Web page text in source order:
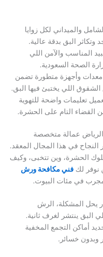
والميداني لكل زوايا
وتكاثر البق بدقة عالية.
المناسب والآمن اللي
الصحة السعودية.
وأجهزة متطورة تضمن
اللي يختبئ فيها البق.
تعليمات واضحة للتهوية
من القضاء التام على الحشرة.
عمالة متخصصة
في هذا المجال المعقد.
الحشرة، وين تتخبى، وكيف
نوفر لك فني مكافحة ورش
في مئات البيوت.
المشكلة، الرش
البق ينتشر لغرف ثانية.
أماكن التجمع المخفية
وبدون خسائر.